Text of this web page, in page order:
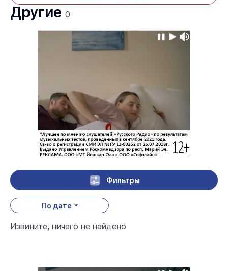
Другие 0
Фильтры
По дате
Извините, ничего не найдено